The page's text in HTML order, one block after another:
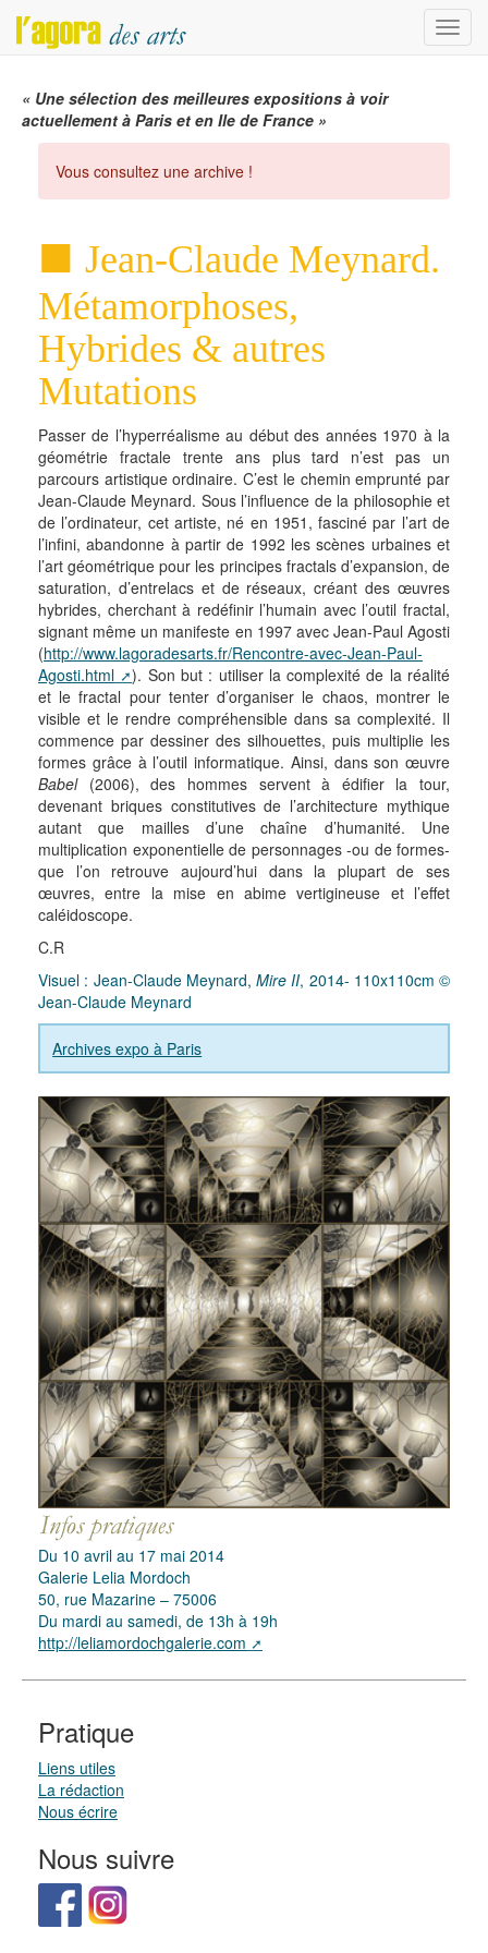
Menu
« Une sélection des meilleures expositions à voir
actuellement à Paris et en Ile de France »
Vous consultez une archive !
Jean-Claude Meynard.
Métamorphoses,
Hybrides & autres
Mutations
Passer de l’hyperréalisme au début des années 1970 à la
géométrie fractale trente ans plus tard n’est pas un
parcours artistique ordinaire. C’est le chemin emprunté par
Jean-Claude Meynard. Sous l’influence de la philosophie et
de l’ordinateur, cet artiste, né en 1951, fasciné par l’art de
l’infini, abandonne à partir de 1992 les scènes urbaines et
l’art géométrique pour les principes fractals d’expansion, de
saturation, d’entrelacs et de réseaux, créant des œuvres
hybrides, cherchant à redéfinir l’humain avec l’outil fractal,
signant même un manifeste en 1997 avec Jean-Paul Agosti
(http://www.lagoradesarts.fr/Rencontre-avec-Jean-Paul-
Agosti.html
). Son but : utiliser la complexité de la réalité
et le fractal pour tenter d’organiser le chaos, montrer le
visible et le rendre compréhensible dans sa complexité. Il
commence par dessiner des silhouettes, puis multiplie les
formes grâce à l’outil informatique. Ainsi, dans son œuvre
Babel(2006), des hommes servent à édifier la tour,
devenant briques constitutives de l’architecture mythique
autant que mailles d’une chaîne d’humanité. Une
multiplication exponentielle de personnages -ou de formes-
que l’on retrouve aujourd’hui dans la plupart de ses
œuvres, entre la mise en abime vertigineuse et l’effet
caléidoscope.
C.R
Visuel : Jean-Claude Meynard, Mire II, 2014- 110x110cm ©
Jean-Claude Meynard
Archives expo à Paris
Du 10 avril au 17 mai 2014
Galerie Lelia Mordoch
50, rue Mazarine – 75006
Du mardi au samedi, de 13h à 19h
http://leliamordochgalerie.com
Pratique
Liens utiles
La rédaction
Nous écrire
Nous suivre